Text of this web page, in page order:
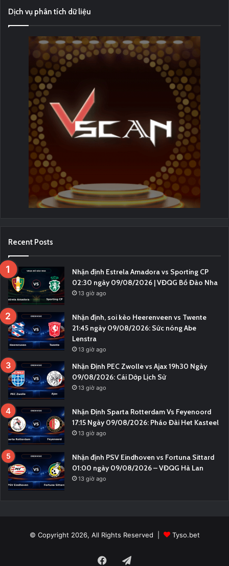
Dịch vụ phân tích dữ liệu
Recent Posts
Nhận định Estrela Amadora vs Sporting CP
02:30 ngày 09/08/2026 | VĐQG Bồ Đào Nha
13 giờ ago
Nhận định, soi kèo Heerenveen vs Twente
21:45 ngày 09/08/2026: Sức nóng Abe
Lenstra
13 giờ ago
Nhận Định PEC Zwolle vs Ajax 19h30 Ngày
09/08/2026: Cái Dớp Lịch Sử
13 giờ ago
Nhận Định Sparta Rotterdam Vs Feyenoord
17:15 Ngày 09/08/2026: Pháo Đài Het Kasteel
13 giờ ago
Nhận định PSV Eindhoven vs Fortuna Sittard
01:00 ngày 09/08/2026 – VĐQG Hà Lan
13 giờ ago
© Copyright 2026, All Rights Reserved | Tyso.bet
FacebookTelegram